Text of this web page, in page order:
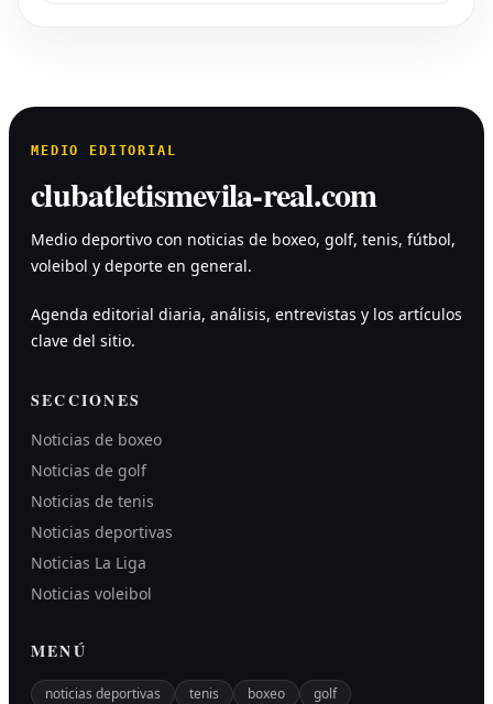
MEDIO EDITORIAL
clubatletismevila-real.com
Medio deportivo con noticias de boxeo, golf, tenis, fútbol,
voleibol y deporte en general.
Agenda editorial diaria, análisis, entrevistas y los artículos
clave del sitio.
SECCIONES
Noticias de boxeo
Noticias de golf
Noticias de tenis
Noticias deportivas
Noticias La Liga
Noticias voleibol
MENÚ
noticias deportivas tenis boxeo golf